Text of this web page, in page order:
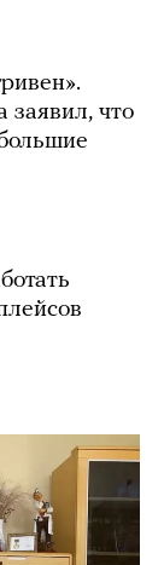
заявил, что